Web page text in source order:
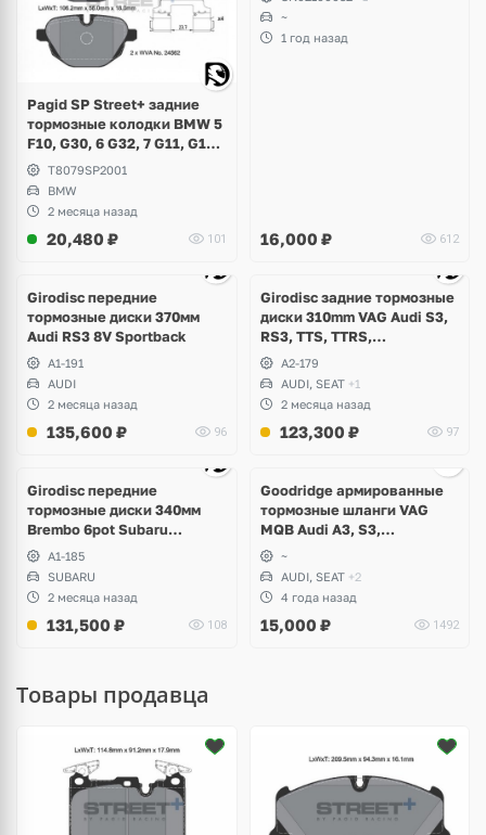
Pagid SP Street+ задние
тормозные колодки BMW 5
F10, G30, 6 G32, 7 G11, G12,
X3 F25, G01, X4 F26, G02,
X5 G05, X6 G06, Z4 E89, i8
T8079SP2001
BMW
2 месяца назад
20,480 ₽ 101
~
1 год назад
16,000 ₽ 612
Girodisc передние
тормозные диски 370мм
Audi RS3 8V Sportback
A1-191
AUDI
2 месяца назад
135,600 ₽ 96
Girodisc задние тормозные
диски 310mm VAG Audi S3,
RS3, TTS, TTRS,
Volkswagen Golf R, Passat,
Arteon, Tiguan, Seat Leon,
Formentor Cupra
A2-179
AUDI, SEAT +1
2 месяца назад
123,300 ₽ 97
Girodisc передние
тормозные диски 340мм
Brembo 6pot Subaru
Impreza WRX STI Spec-C
A1-185
SUBARU
2 месяца назад
131,500 ₽ 108
Goodridge армированные
тормозные шланги VAG
MQB Audi A3, S3,
Volkswagen Tiguan, Passat
B8, Golf VII R, Skoda
Octavia RS A7, Kodiaq,
Karoq, Seat Leon
~
AUDI, SEAT +2
4 года назад
15,000 ₽ 1492
Товары продавца